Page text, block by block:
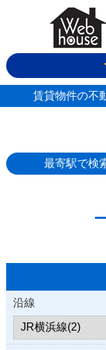
賃貸物件の不
最寄駅で検
沿線